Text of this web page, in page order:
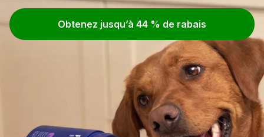
Obtenez jusqu’à 44 % de rabais